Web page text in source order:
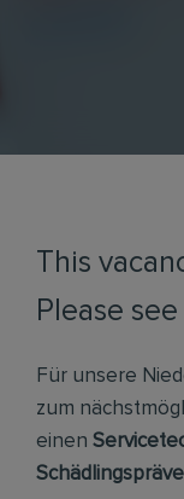
This
Please
Für unsere
zum
einen